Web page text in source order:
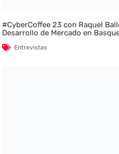
#CyberCoffee 23 con Raquel
Desarrollo de Mercado en
Entrevistas